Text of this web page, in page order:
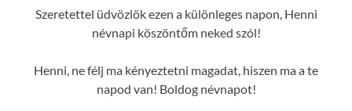
Szeretettel üdvözlök ezen a különleges napon, Henni
névnapi köszöntőm neked szól!
Henni, ne félj ma kényeztetni magadat, hiszen ma a te
napod van! Boldog névnapot!